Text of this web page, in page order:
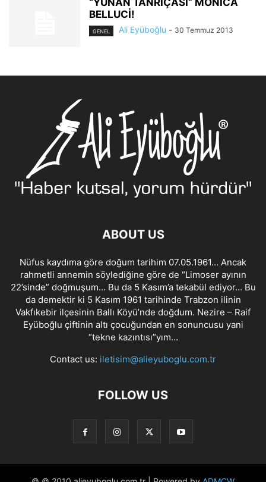
“YUNAN TANRIÇASI” MONİCA
BELLUCİ!
GENEL Ali Eyüboğlu - 30 Temmuz 2013
ABOUT US
Nüfus kaydıma göre doğum tarihim 07.05.1961… Ancak
rahmetli annemin söylediğine göre de “Limoser ayının
22’sinde” doğmuşum… Bu da 5 Kasım’a tekabül ediyor… Bu
da demektir ki 5 Kasım 1961 tarihinde Trabzon ilinin
Vakfıkebir ilçesinin Ballı Köyü’nde doğdum. Nezire – Raif
Eyüboğlu çiftinin altı çocuğundan en sonuncusu yani
“tekne kazıntısı”yım…
Contact us: iletisim@alieyuboglu.com.tr
FOLLOW US